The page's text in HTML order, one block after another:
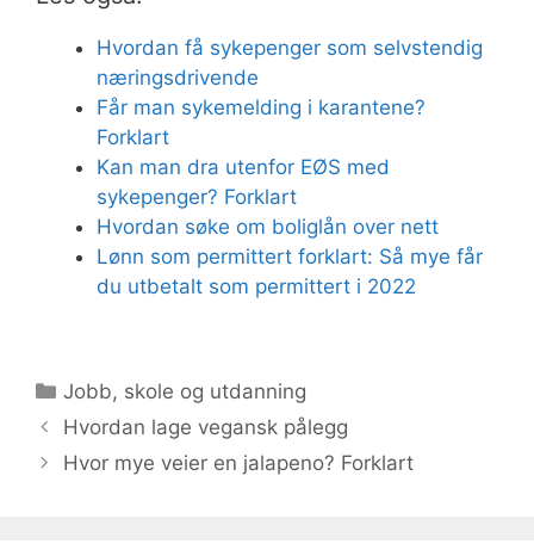
Hvordan få sykepenger som selvstendig
næringsdrivende
Får man sykemelding i karantene?
Forklart
Kan man dra utenfor EØS med
sykepenger? Forklart
Hvordan søke om boliglån over nett
Lønn som permittert forklart: Så mye får
du utbetalt som permittert i 2022
Kategorier
Jobb, skole og utdanning
Hvordan lage vegansk pålegg
Hvor mye veier en jalapeno? Forklart